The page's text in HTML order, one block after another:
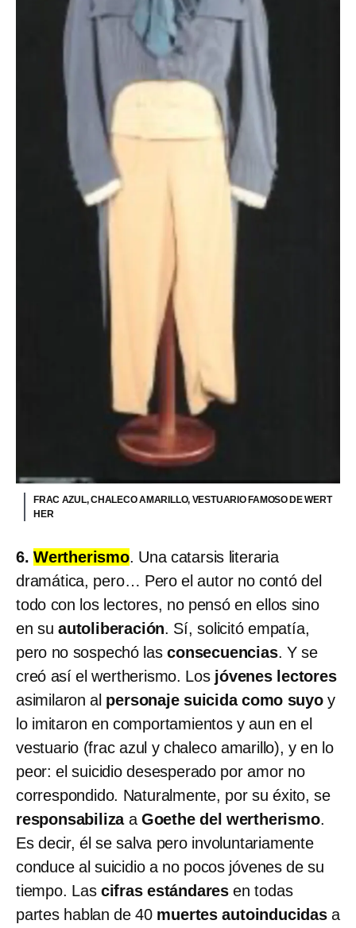
FRAC AZUL, CHALECO AMARILLO, VESTUARIO FAMOSO DE WERT
HER
6. Wertherismo. Una catarsis literaria
dramática, pero… Pero el autor no contó del
todo con los lectores, no pensó en ellos sino
en su autoliberación. Sí, solicitó empatía,
pero no sospechó lasconsecuencias. Y se
creó así el wertherismo. Los jóvenes lectores
asimilaron al personaje suicida como suyoy
lo imitaron en comportamientos y aun en el
vestuario (frac azul y chaleco amarillo), y en lo
peor: el suicidio desesperado por amor no
correspondido. Naturalmente, por su éxito, se
responsabilizaa Goethe del wertherismo.
Es decir, él se salva pero involuntariamente
conduce al suicidio a no pocos jóvenes de su
tiempo. Las cifras estándares en todas
partes hablan de 40 muertes autoinducidasa